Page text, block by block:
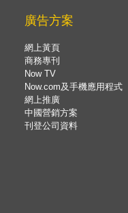
廣告方案
網上黃頁
商務專刊
Now TV
Now.com及手機應用程式
網上推廣
中國營銷方案
刊登公司資料